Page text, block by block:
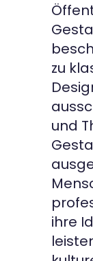
zu
und
ihre